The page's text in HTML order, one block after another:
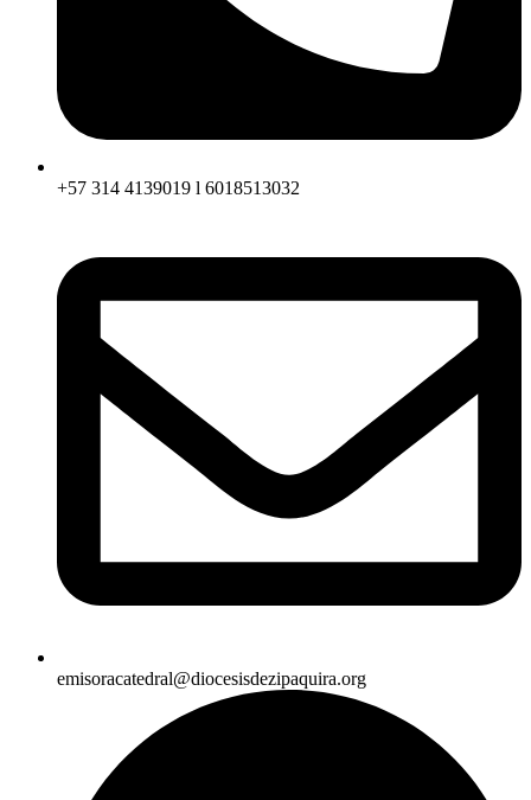
+57 314 4139019 l 6018513032
emisoracatedral@diocesisdezipaquira.org